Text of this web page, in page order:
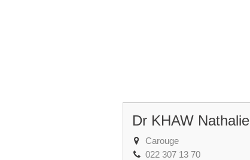
Dr KHAW Nathalie
Carouge
022 307 13 70